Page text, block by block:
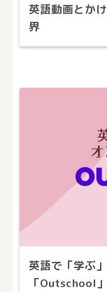
英語動画とか
界
英語で「学ぶ
「Outschool」